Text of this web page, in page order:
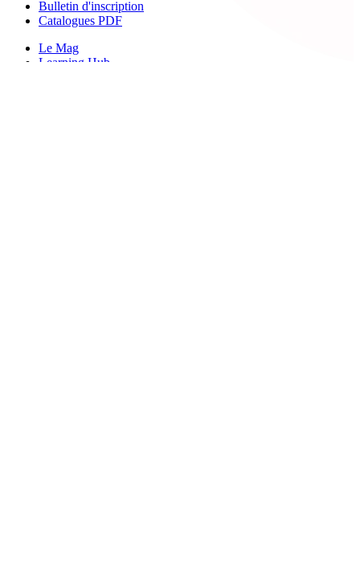
Bulletin d'inscription
Catalogues PDF
Le Mag
Learning Hub